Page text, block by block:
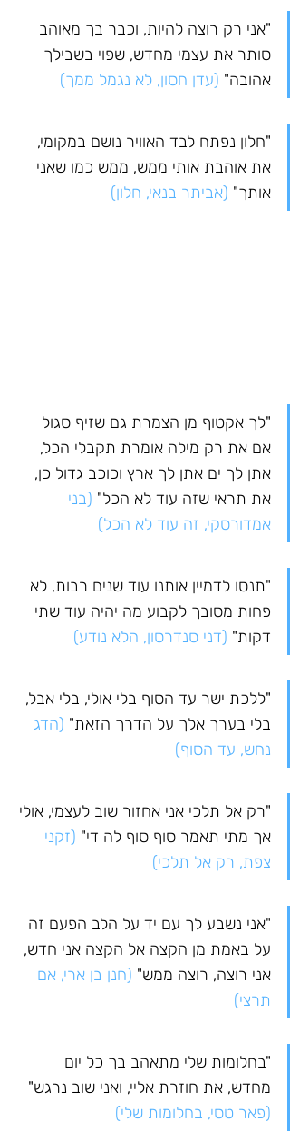
"אני רק רוצה להיות, וכבר בך מאוהב
סותר את עצמי מחדש, שפוי בשבילך
אהובה" (עדן חסון, לא נגמל ממך)
"חלון נפתח לבד האוויר נושם במקומי,
את אוהבת אותי ממש, ממש כמו שאני
אותך" (אביתר בנאי, חלון)
"לך אקטוף מן הצמרת גם שזיף סגול
אם את רק מילה אומרת תקבלי הכל,
אתן לך ים אתן לך ארץ וכוכב גדול כן,
את תראי שזה עוד לא הכל" (בני
אמדורסקי, זה עוד לא הכל)
"תנסו לדמיין אותנו עוד שנים רבות, לא
פחות מסובך לקבוע מה יהיה עוד שתי
דקות" (דני סנדרסון, הלא נודע)
"ללכת ישר עד הסוף בלי אולי, בלי אבל,
בלי בערך אלך על הדרך הזאת" (הדג
נחש, עד הסוף)
"רק אל תלכי אני אחזור שוב לעצמי, אולי
אך מתי תאמר סוף סוף לה די" (זקני
צפת, רק אל תלכי)
"אני נשבע לך עם יד על הלב הפעם זה
על באמת מן הקצה אל הקצה אני חדש,
אני רוצה, רוצה ממש" (חנן בן ארי, אם
תרצי)
"בחלומות שלי מתאהב בך כל יום
מחדש, את חוזרת אליי, ואני שוב נרגש"
(פאר טסי, בחלומות שלי)